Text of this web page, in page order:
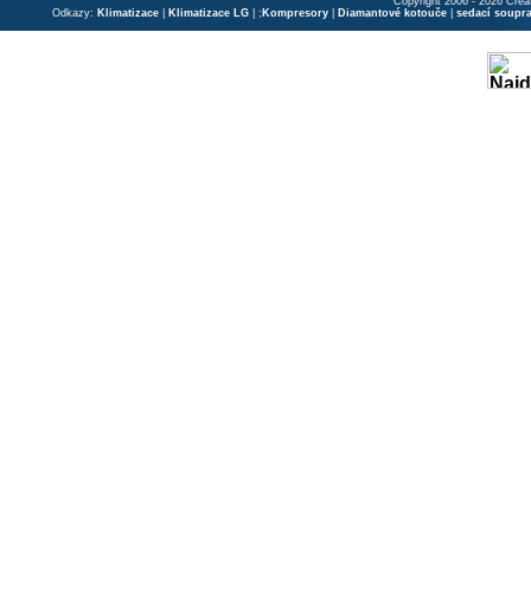
Odkazy: Klimatizace Klimatizace LG | ; Kompresory Diamantové kotouče sedací